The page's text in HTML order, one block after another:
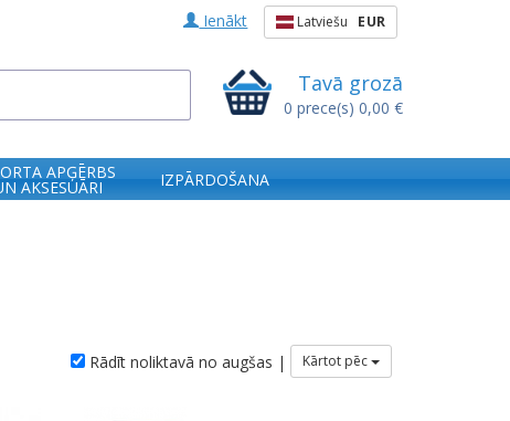
Ienākt Latviešu EUR
Tavā grozā
0 prece(s) 0,00 €
APĢĒRBS
AKSESUĀRI
IZPĀRDOŠANA
Rādīt noliktavā no augšas | Kārtot pēc